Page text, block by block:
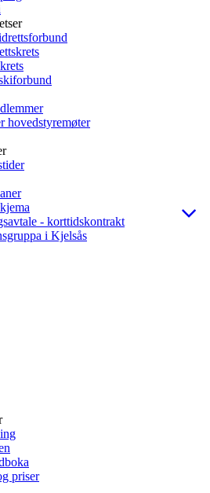
hovedstyremøter
- korttidskontrakt
i Kjelsås
priser